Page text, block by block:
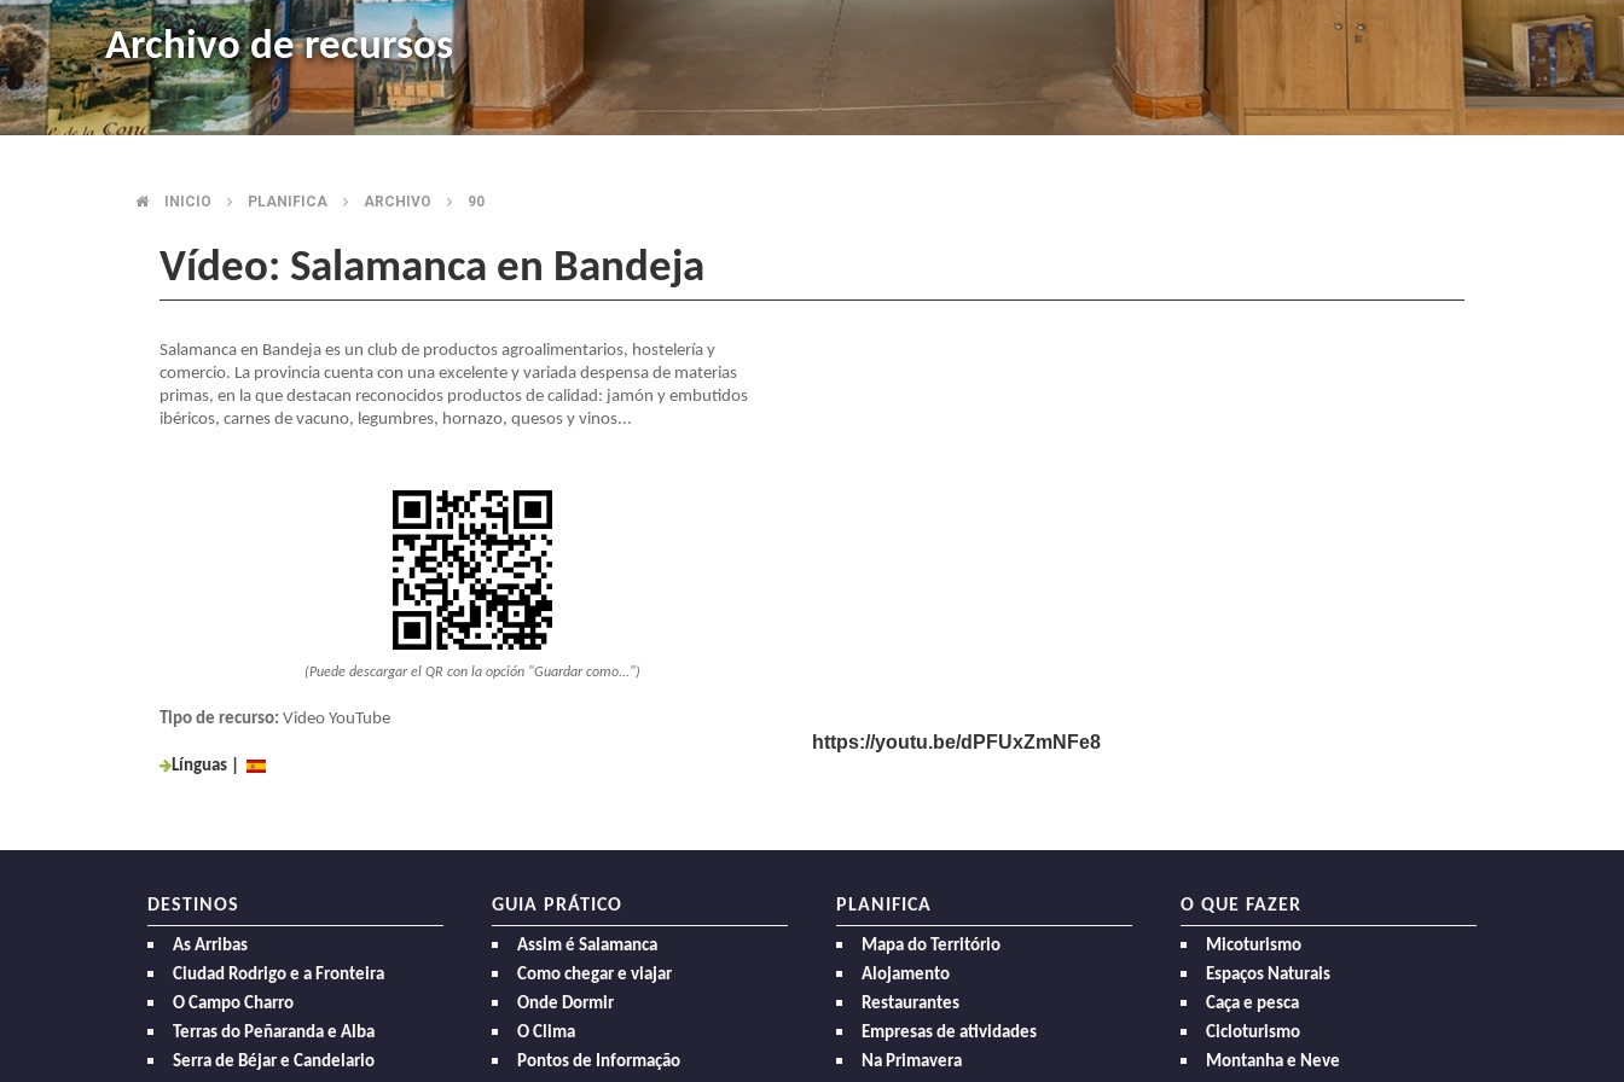
Archivo de recursos
BREADCRUMB
INICIO PLANIFICA ARCHIVO 90
Vídeo: Salamanca en Bandeja
https://youtu.be/dPFUxZmNFe8
Salamanca en Bandeja es un club de productos agroalimentarios, hostelería y
comercio. La provincia cuenta con una excelente y variada despensa de materias
primas, en la que destacan reconocidos productos de calidad: jamón y embutidos
ibéricos, carnes de vacuno, legumbres, hornazo, quesos y vinos...
(Puede descargar el QR con la opción "Guardar como...")
Tipo de recurso: Video YouTube
Línguas
DESTINOS
As Arribas
Ciudad Rodrigo e a Fronteira
O Campo Charro
Terras do Peñaranda e Alba
Serra de Béjar e Candelario
GUIA PRÁTICO
Assim é Salamanca
Como chegar e viajar
Onde Dormir
O Clima
Pontos de Informação
PLANIFICA
Mapa do Território
Alojamento
Restaurantes
Empresas de atividades
Na Primavera
O QUE FAZER
Micoturismo
Espaços Naturais
Caça e pesca
Cicloturismo
Montanha e Neve